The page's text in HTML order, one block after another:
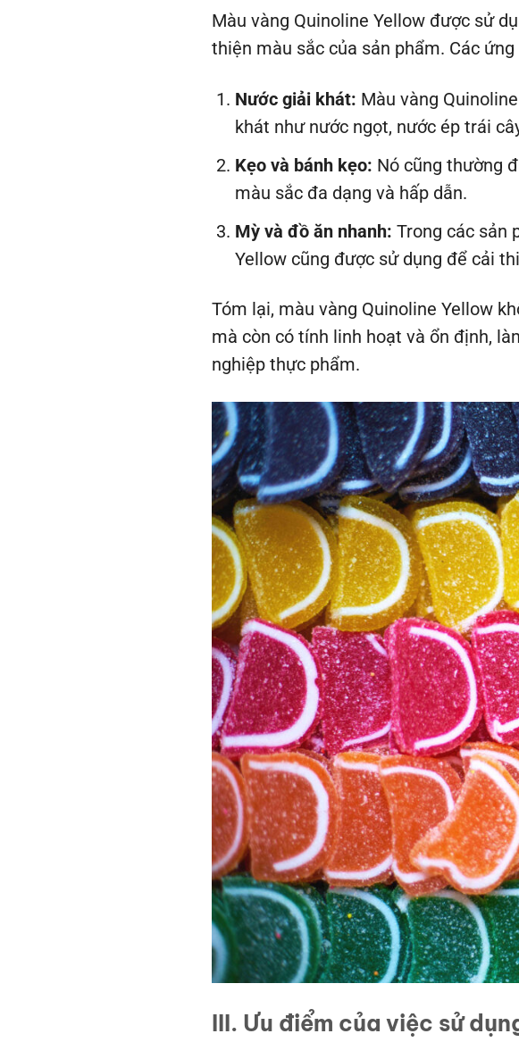
Màu vàng Quinoline Yellow được sử
thiện màu sắc của sản phẩm. Các
Nước giải khát: Màu vàng
khát như nước ngọt, nước ép trái
Kẹo và bánh kẹo: Nó cũng thường
màu sắc đa dạng và hấp dẫn.
Mỳ và đồ ăn nhanh: Trong các sản
Yellow cũng được sử dụng để cải
Tóm lại, màu vàng Quinoline Yellow
mà còn có tính linh hoạt và ổn định,
nghiệp thực phẩm.
III. Ưu điểm của việc sử